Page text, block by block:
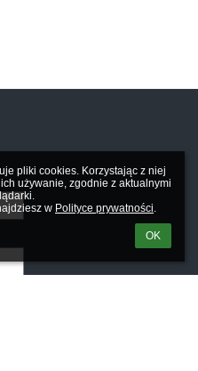
pliki cookies. Korzystając z niej
używanie, zgodnie z aktualnymi
w Polityce prywatności.
OK